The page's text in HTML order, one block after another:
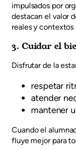
impulsados por
destacan el valor
reales y
3. Cuidar el
Disfrutar de la
respetar
atender
mantener
Cuando el
fluye mejor para